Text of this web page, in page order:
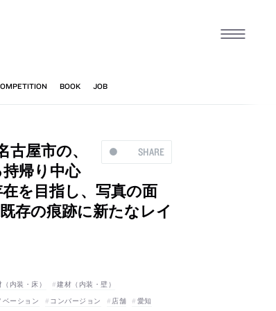
SHARE
屋市の、
帰り中心
を目指し、写真の面
存の痕跡に新たなレイ
内装・床）
建材（内装・壁）
ベーション コンバージョン 店舗 愛知